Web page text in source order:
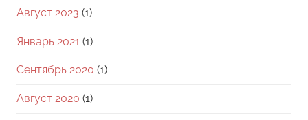
Август 2023 (1)
Январь 2021 (1)
Сентябрь 2020 (1)
Август 2020 (1)